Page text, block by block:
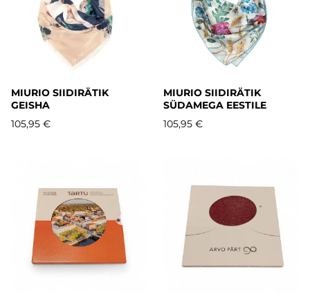
MIURIO SIIDIRÄTIK
GEISHA
105,95 €
MIURIO SIIDIRÄTIK
SÜDAMEGA EESTILE
105,95 €